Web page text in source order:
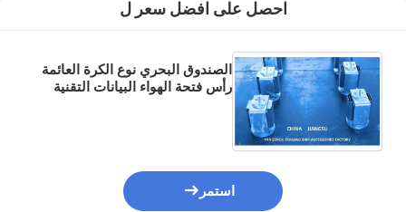
احصل على افضل سعر ل
الصندوق البحري نوع الكرة العائمة
رأس فتحة الهواء البيانات التقنية
استمر